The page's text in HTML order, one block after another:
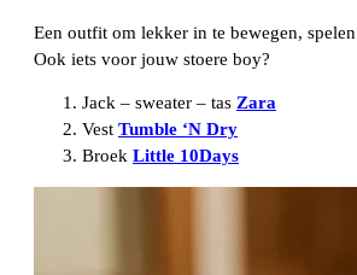
Een outfit om lekker in te bewegen,
Ook iets voor jouw stoere boy?
Jack – sweater – tas Zara
Vest Tumble ‘N Dry
Broek Little 10Days